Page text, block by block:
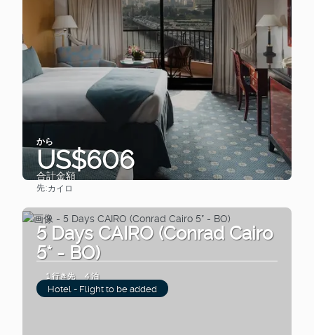
から
US$606
合計金額
先:カイロ
5 Days CAIRO (Conrad Cairo
5* - BO)
1 行き先 4 泊
Hotel - Flight to be added